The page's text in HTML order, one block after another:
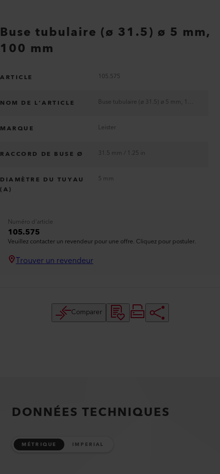
Buse tubulaire (ø 31.5) ø 5 mm,
100 mm
ARTICLE 105.575
NOM DE L’ARTICLE
MARQUE Leister
RACCORD DE BUSE Ø 31.5 mm / 1.25 in
DIAMÈTRE DU TUYAU
(A)
5 mm
Numéro d'article
105.575
Veuillez contacter un revendeur pour une offre. Cliquez pour postuler.
Trouver un revendeur
Comparer
DONNÉES TECHNIQUES
MÉTRIQUE IMPERIAL